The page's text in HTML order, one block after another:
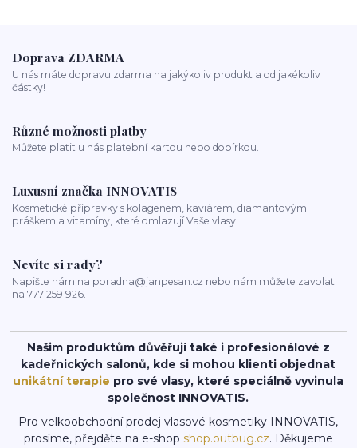
ionizace při fénování
Doprava ZDARMA
U nás máte dopravu zdarma na jakýkoliv produkt a od jakékoliv
částky!
Různé možnosti platby
Můžete platit u nás platební kartou nebo dobírkou.
Luxusní značka INNOVATIS
Kosmetické přípravky s kolagenem, kaviárem, diamantovým
práškem a vitamíny, které omlazují Vaše vlasy.
Nevíte si rady?
Napište nám na poradna@janpesan.cz nebo nám můžete zavolat
na 777 259 926.
Našim produktům důvěřují také i profesionálové z
kadeřnických salonů, kde si mohou klienti objednat
unikátní terapie pro své vlasy, které speciálně vyvinula
společnost INNOVATIS.
Pro velkoobchodní prodej vlasové kosmetiky INNOVATIS,
prosíme, přejděte na e-shop shop.outbug.cz. Děkujeme